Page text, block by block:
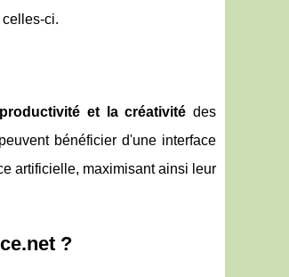
ci.
et la créativité des
bénéficier d'une interface
artificielle, maximisant ainsi leur
?